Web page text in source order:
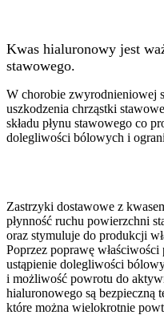
Kwas hialuronowy jest
stawowego.
W chorobie zwyrodnieniowej
uszkodzenia chrząstki
składu płynu stawowego co
dolegliwości bólowych i
Zastrzyki dostawowe z
płynność ruchu powierzchni
oraz stymuluje do produkcji
Poprzez poprawę
ustąpienie dolegliwości
i możliwość powrotu do
hialuronowego są bezpieczną
które można wielokrotnie